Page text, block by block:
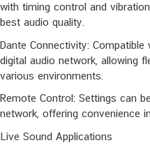
with timing control and
best audio quality.
Dante Connectivity:
digital audio network, allowing
various environments.
Remote Control: Settings can
network, offering convenience
Live Sound Applications